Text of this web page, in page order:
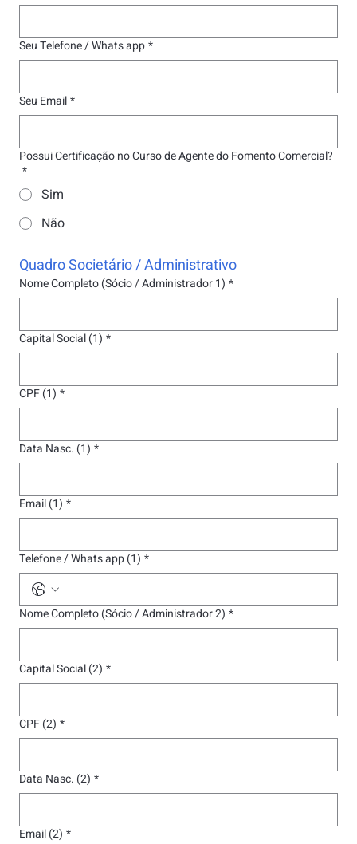
Seu Telefone / Whats app*
Seu Email*
Possui Certificação no Curso de Agente do Fomento Comercial?
*
Sim
Não
Quadro Societário / Administrativo
Nome Completo (Sócio / Administrador 1) *
Capital Social (1) *
CPF (1) *
Data Nasc. (1) *
Email (1) *
Telefone / Whats app (1) *
Nome Completo (Sócio / Administrador 2) *
Capital Social (2) *
CPF (2) *
Data Nasc. (2) *
Email (2) *